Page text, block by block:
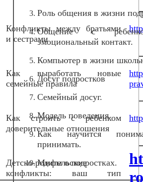
Конфликты между братьями
и сестрами
Как выработать новые
семейные правила
Как строить с ребенком
доверительные отношения
Детско-родительские
конфликты: ваш тип
Роль общения в жизни
Общение с
эмоциональный контакт.
Компьютер в жизни
Досуг подростков
Семейный досуг.
Модель поведения.
Как научится
принимать.
Мифы о подростках.